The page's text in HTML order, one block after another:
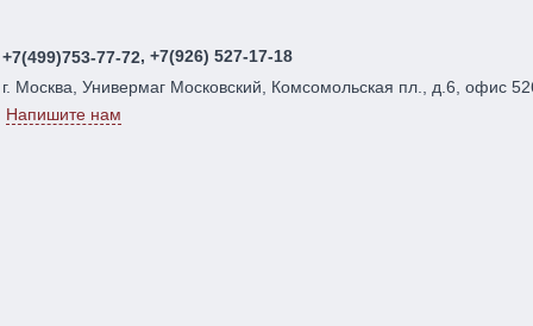
+7(499)753-77-72, +7(926) 527-17-18
г. Москва, Универмаг Московский, Комсомольская пл., д.6, офис
Напишите нам